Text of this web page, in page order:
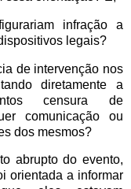
infração a
legais?
de intervenção nos
diretamente a
censura de
comunicação ou
dos mesmos?
abrupto do evento,
orientada a informar